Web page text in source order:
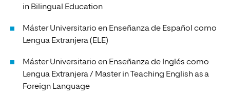
in Bilingual Education
Máster Universitario en Enseñanza de Español como
Lengua Extranjera (ELE)
Máster Universitario en Enseñanza de Inglés como
Lengua Extranjera / Master in Teaching English as a
Foreign Language